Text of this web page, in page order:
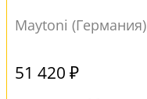
Maytoni (Германия)
51 420 ₽